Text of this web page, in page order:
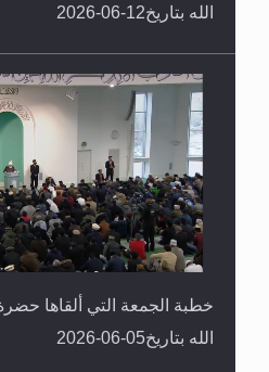
الله بتاريخ12-06-2026
خطبة الجمعة التي ألقاها
الله بتاريخ05-06-2026